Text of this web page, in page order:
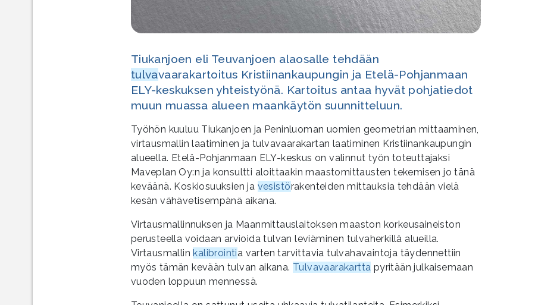
Tiukanjoen eli Teuvanjoen alaosalle tehdään
tulvavaarakartoitus Kristiinankaupungin ja Etelä-Pohjanmaan
ELY-keskuksen yhteistyönä. Kartoitus antaa hyvät pohjatiedot
muun muassa alueen maankäytön suunnitteluun.
Työhön kuuluu Tiukanjoen ja Peninluoman uomien geometrian mittaaminen,
virtausmallin laatiminen ja tulvavaarakartan laatiminen Kristiinankaupungin
alueella. Etelä-Pohjanmaan ELY-keskus on valinnut työn toteuttajaksi
Maveplan Oy:n ja konsultti aloittaakin maastomittausten tekemisen jo tänä
keväänä. Koskiosuuksien ja vesistörakenteiden mittauksia tehdään vielä
kesän vähävetisempänä aikana.
Virtausmallinnuksen ja Maanmittauslaitoksen maaston korkeusaineiston
perusteella voidaan arvioida tulvan leviäminen tulvaherkillä alueilla.
Virtausmallinkalibrointia varten tarvittavia tulvahavaintoja täydennettiin
myös tämän kevään tulvan aikana. Tulvavaarakartta pyritään julkaisemaan
vuoden loppuun mennessä.